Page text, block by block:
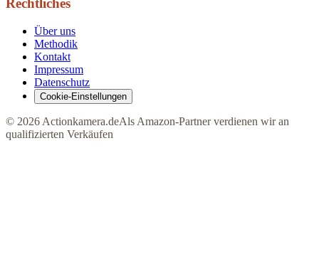
Rechtliches
Über uns
Methodik
Kontakt
Impressum
Datenschutz
Cookie-Einstellungen
© 2026 Actionkamera.deAls Amazon-Partner verdienen wir an
qualifizierten Verkäufen